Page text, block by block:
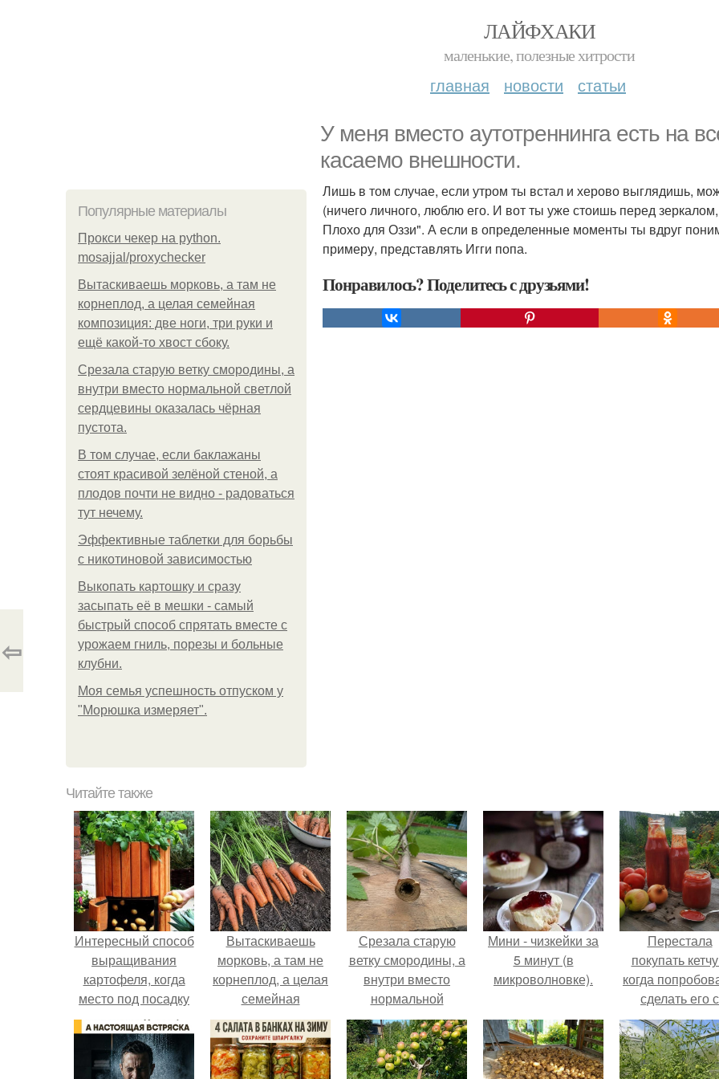
ЛАЙФХАКИ
маленькие, полезные хитрости
главная новости статьи
У меня вместо аутотреннинга есть на
касаемо внешности.
Популярные материалы
Прокси чекер на python.
mosajjal/proxychecker
Вытаскиваешь морковь, а там не
корнеплод, а целая семейная
композиция: две ноги, три руки и
ещё какой-то хвост сбоку.
Срезала старую ветку смородины, а
внутри вместо нормальной светлой
сердцевины оказалась чёрная
пустота.
В том случае, если баклажаны
стоят красивой зелёной стеной, а
плодов почти не видно - радоваться
тут нечему.
Эффективные таблетки для борьбы
с никотиновой зависимостью
Выкопать картошку и сразу
засыпать её в мешки - самый
быстрый способ спрятать вместе с
урожаем гниль, порезы и больные
клубни.
Моя семья успешность отпуском у
"Морюшка измеряет".
Лишь в том случае, если утром ты встал и херово выглядишь,
(ничего личного, люблю его. И вот ты уже стоишь перед
Плохо для Оззи". А если в определенные моменты ты вдруг
примеру, представлять Игги попа.
Понравилось? Поделитесь с друзьями!
⇦
Читайте также
Интересный способ
выращивания
картофеля, когда
место под посадку
ограничено.
Вытаскиваешь
морковь, а там не
корнеплод, а целая
семейная
композиция: две
ноги, три руки и
ещё какой-то хвост
Срезала старую
ветку смородины, а
внутри вместо
нормальной
светлой
сердцевины
оказалась чёрная
Мини - чизкейки за
5 минут (в
микроволновке).
Перестала
покупать
когда
сделать его с
яблоками.